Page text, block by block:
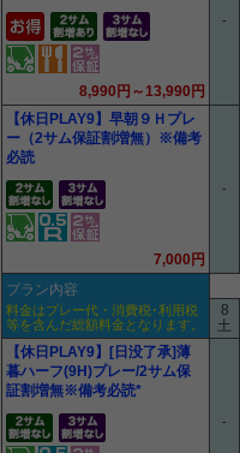
8,990円～13,990円
-
【休日PLAY9】早朝９Ｈプレ
ー（2サム保証割増無）※備考
必読
7,000円
-
プラン内容
料金はプレー代・消費税･利用税
等を含んだ総額料金となります。
8
土
【休日PLAY9】[日没了承]薄
暮ハーフ(9H)プレー/2サム保
証割増無※備考必読*
-